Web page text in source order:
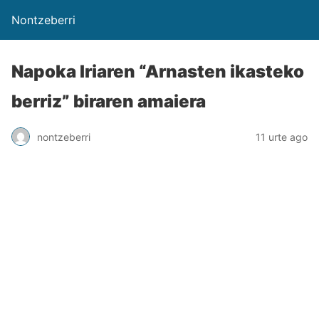
Nontzeberri
Napoka Iriaren “Arnasten ikasteko
berriz” biraren amaiera
nontzeberri 11 urte ago